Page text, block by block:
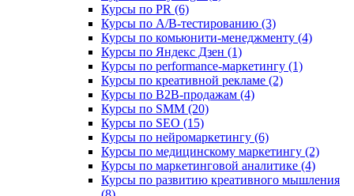
Курсы по PR (6)
Курсы по A/B-тестированию (3)
Курсы по комьюнити-менеджменту (4)
Курсы по Яндекс Дзен (1)
Курсы по performance-маркетингу (1)
Курсы по креативной рекламе (2)
Курсы по B2B-продажам (4)
Курсы по SMM (20)
Курсы по SEO (15)
Курсы по нейромаркетингу (6)
Курсы по медицинскому маркетингу (2)
Курсы по маркетинговой аналитике (4)
Курсы по развитию креативного мышления